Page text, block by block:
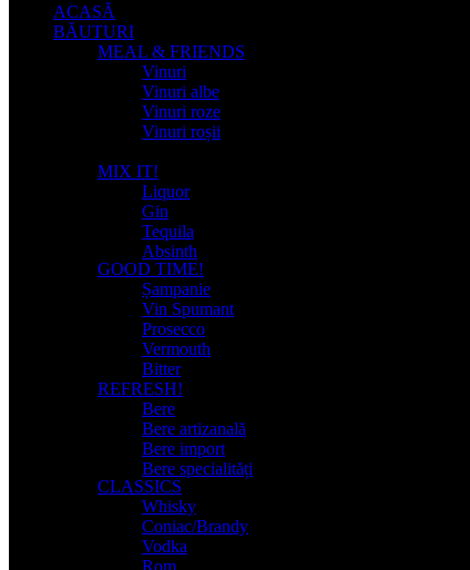
ACASĂ
BĂUTURI
MEAL & FRIENDS
Vinuri
Vinuri albe
Vinuri roze
Vinuri roșii
MIX IT!
Liquor
Gin
Tequila
Absinth
GOOD TIME!
Șampanie
Vin Spumant
Prosecco
Vermouth
Bitter
REFRESH!
Bere
Bere artizanală
Bere import
Bere specialități
CLASSICS
Whisky
Coniac/Brandy
Vodka
Rom